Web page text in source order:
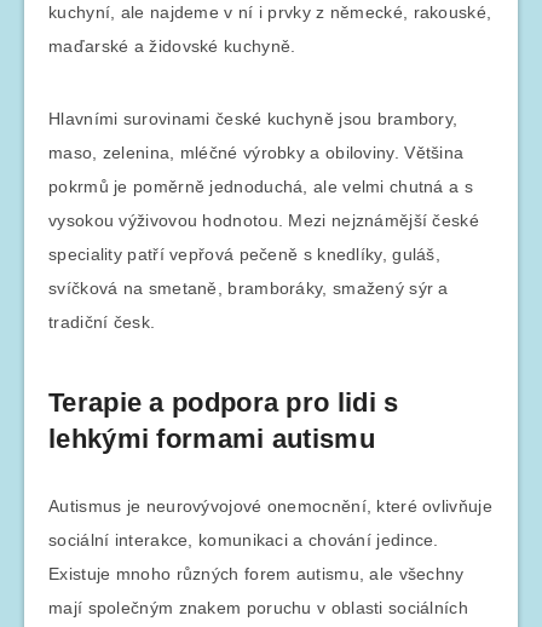
kuchyní, ale najdeme v ní i prvky z německé, rakouské,
maďarské a židovské kuchyně.
Hlavními surovinami české kuchyně jsou brambory,
maso, zelenina, mléčné výrobky a obiloviny. Většina
pokrmů je poměrně jednoduchá, ale velmi chutná a s
vysokou výživovou hodnotou. Mezi nejznámější české
speciality patří vepřová pečeně s knedlíky, guláš,
svíčková na smetaně, bramboráky, smažený sýr a
tradiční česk.
Terapie a podpora pro lidi s
lehkými formami autismu
Autismus je neurovývojové onemocnění, které ovlivňuje
sociální interakce, komunikaci a chování jedince.
Existuje mnoho různých forem autismu, ale všechny
mají společným znakem poruchu v oblasti sociálních